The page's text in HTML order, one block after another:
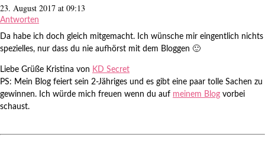
23. August 2017 at 09:13
Antworten
Da habe ich doch gleich mitgemacht. Ich wünsche mir eingentlich nichts
spezielles, nur dass du nie aufhörst mit dem Bloggen 🙂
Liebe Grüße Kristina von KD Secret
PS: Mein Blog feiert sein 2-Jähriges und es gibt eine paar tolle Sachen zu
gewinnen. Ich würde mich freuen wenn du auf meinem Blog vorbei
schaust.